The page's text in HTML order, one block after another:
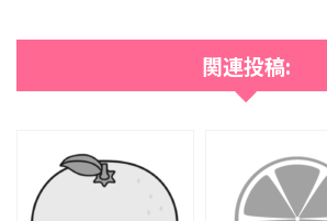
関連投稿: